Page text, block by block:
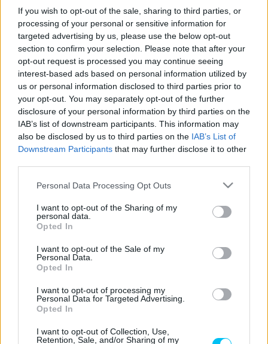
If you wish to opt-out of the sale, sharing to third parties, or
processing of your personal or sensitive information for
targeted advertising by us, please use the below opt-out
section to confirm your selection. Please note that after your
opt-out request is processed you may continue seeing
interest-based ads based on personal information utilized by
us or personal information disclosed to third parties prior to
your opt-out. You may separately opt-out of the further
disclosure of your personal information by third parties on the
IAB’s list of downstream participants. This information may
also be disclosed by us to third parties on the IAB’s List of
Downstream Participants that may further disclose it to other
Please note that this website/app uses one or more Google
not limited to your visit or usage behaviour. You may click to
grant or deny consent to Google and its third-party tags to
use your data for below specified purposes in below Google
consent section.
Personal Data Processing Opt Outs
I want to opt-out of the Sharing of my
personal data.
Opted In
I want to opt-out of the Sale of my
Personal Data.
Opted In
I want to opt-out of processing my
Personal Data for Targeted Advertising.
Opted In
I want to opt-out of Collection, Use,
Retention, Sale, and/or Sharing of my
- Hirdetés -
Nem mindennapi első sor született a tegnapi kvalifikáción a
MotoGP-ben. Pecco Bagnaia az 5. helyről várja a
folytatást.
Azolaszversenyző nem kimondottan csalódott, mivel az
időjárási körülmények rendkívül nehéz helyzetbe hozták a
pilótákat. A pálya állapota percről percre változott, így a
versenyzőknek folyamatosan alkalmazkodniuk kellett az új
viszonyokhoz.
„Természetesen egy első soros indulásban vagy pole
pozícióban reménykedtem”
„Az időjárási körülmények azonban nem tették lehetővé,
gázt. A pálya néhány részén esett, néhol nem,
Marc pedig
hatalmasat bukott. Az első 1-2 körben kifejezetten lassú
voltam.”